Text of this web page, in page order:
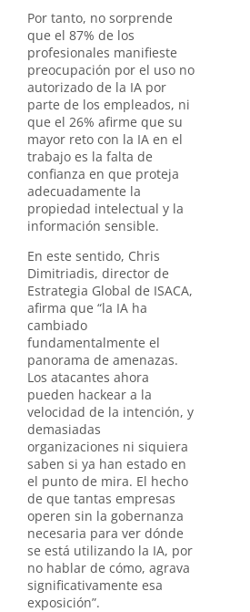
Por tanto, no sorprende
que el 87% de los
profesionales manifieste
preocupación por el uso no
autorizado de la IA por
parte de los empleados, ni
que el 26% afirme que su
mayor reto con la IA en el
trabajo es la falta de
confianza en que proteja
adecuadamente la
propiedad intelectual y la
información sensible.
En este sentido, Chris
Dimitriadis, director de
Estrategia Global de ISACA,
afirma que “la IA ha
cambiado
fundamentalmente el
panorama de amenazas.
Los atacantes ahora
pueden hackear a la
velocidad de la intención, y
demasiadas
organizaciones ni siquiera
saben si ya han estado en
el punto de mira. El hecho
de que tantas empresas
operen sin la gobernanza
necesaria para ver dónde
se está utilizando la IA, por
no hablar de cómo, agrava
significativamente esa
exposición”.